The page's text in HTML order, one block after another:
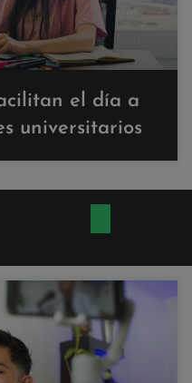
el día a
universitarios